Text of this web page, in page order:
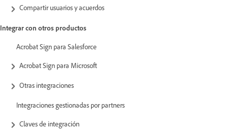
Compartir usuarios y acuerdos
Integrar con otros productos
Acrobat Sign para Salesforce
Acrobat Sign para Microsoft
Otras integraciones
Integraciones gestionadas por partners
Claves de integración